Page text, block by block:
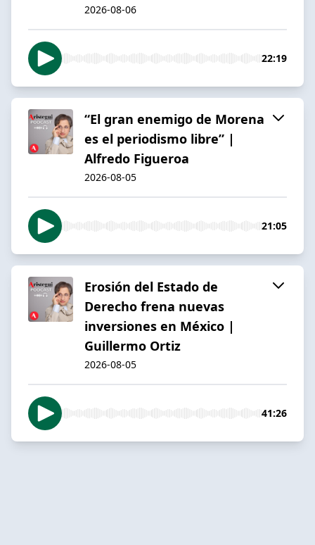
2026-08-06
22:19
“El gran enemigo de Morena
es el periodismo libre” |
Alfredo Figueroa
2026-08-05
21:05
Erosión del Estado de
Derecho frena nuevas
inversiones en México |
Guillermo Ortiz
2026-08-05
41:26